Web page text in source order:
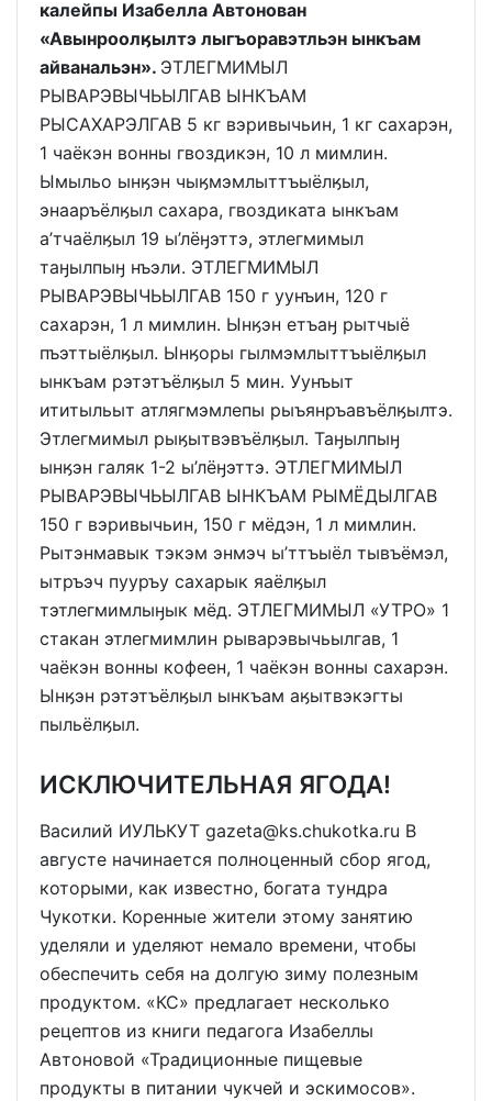
калейпы Изабелла Автонован
«Авынроолӄылтэ лыгъоравэтльэн ынкъам
айванальэн». ЭТЛЕГМИМЫЛ
РЫВАРЭВЫЧЬЫЛГАВ ЫНКЪАМ
РЫСАХАРЭЛГАВ 5 кг вэривычьин, 1 кг сахарэн,
1 чаёкэн вонны гвоздикэн, 10 л мимлин.
Ымыльо ынӄэн чыӄмэмлыттъыёлӄыл,
энааръёлӄыл сахара, гвоздиката ынкъам
а’тчаёлӄыл 19 ы’лёӈэттэ, этлегмимыл
таӈылпыӈ нъэли. ЭТЛЕГМИМЫЛ
РЫВАРЭВЫЧЬЫЛГАВ 150 г уунъин, 120 г
сахарэн, 1 л мимлин. Ынӄэн етъаӈ рытчыё
пъэттыёлӄыл. Ынӄоры гылмэмлыттъыёлӄыл
ынкъам рэтэтъёлӄыл 5 мин. Уунъыт
ититыльыт атлягмэмлепы рыъянръавъёлӄылтэ.
Этлегмимыл рыӄытвэвъёлӄыл. Таӈылпыӈ
ынӄэн галяк 1-2 ы’лёӈэттэ. ЭТЛЕГМИМЫЛ
РЫВАРЭВЫЧЬЫЛГАВ ЫНКЪАМ РЫМЁДЫЛГАВ
150 г вэривычьин, 150 г мёдэн, 1 л мимлин.
Рытэнмавык тэкэм энмэч ы’ттъыёл тывъёмэл,
ытръэч пууръу сахарык яаёлӄыл
тэтлегмимлыӈык мёд. ЭТЛЕГМИМЫЛ «УТРО» 1
стакан этлегмимлин рыварэвычьылгав, 1
чаёкэн вонны кофеен, 1 чаёкэн вонны сахарэн.
Ынӄэн рэтэтъёлӄыл ынкъам аӄытвэкэгты
пыльёлӄыл.
ИСКЛЮЧИТЕЛЬНАЯ ЯГОДА!
Василий ИУЛЬКУТ gazeta@ks.chukotka.ru В
августе начинается полноценный сбор ягод,
которыми, как известно, богата тундра
Чукотки. Коренные жители этому занятию
уделяли и уделяют немало времени, чтобы
обеспечить себя на долгую зиму полезным
продуктом. «КС» предлагает несколько
рецептов из книги педагога Изабеллы
Автоновой «Традиционные пищевые
продукты в питании чукчей и эскимосов».